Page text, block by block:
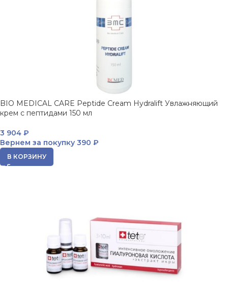
BIO MEDICAL CARE Peptide Cream Hydralift Увлажняющий
крем с пептидами 150 мл
3 904 ₽
Вернем за покупку 390 ₽
В КОРЗИНУ